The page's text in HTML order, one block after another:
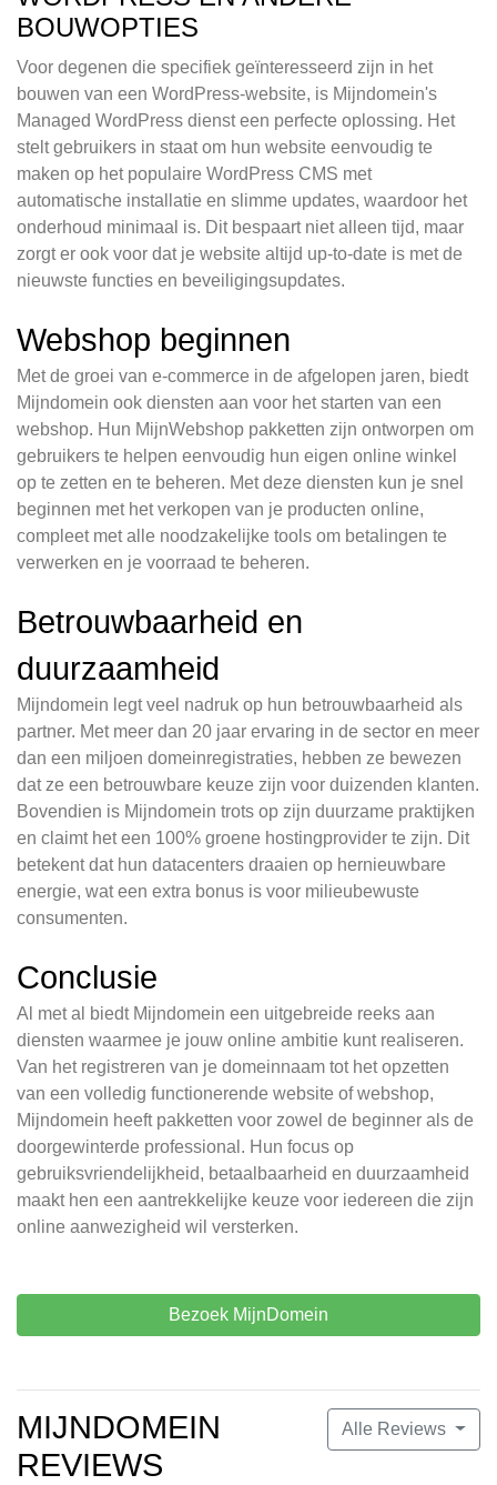
BOUWOPTIES
Voor degenen die specifiek geïnteresseerd zijn in het
bouwen van een WordPress-website, is Mijndomein's
Managed WordPress dienst een perfecte oplossing. Het
stelt gebruikers in staat om hun website eenvoudig te
maken op het populaire WordPress CMS met
automatische installatie en slimme updates, waardoor het
onderhoud minimaal is. Dit bespaart niet alleen tijd, maar
zorgt er ook voor dat je website altijd up-to-date is met de
nieuwste functies en beveiligingsupdates.
Webshop beginnen
Met de groei van e-commerce in de afgelopen jaren, biedt
Mijndomein ook diensten aan voor het starten van een
webshop. Hun MijnWebshop pakketten zijn ontworpen om
gebruikers te helpen eenvoudig hun eigen online winkel
op te zetten en te beheren. Met deze diensten kun je snel
beginnen met het verkopen van je producten online,
compleet met alle noodzakelijke tools om betalingen te
verwerken en je voorraad te beheren.
Betrouwbaarheid en
duurzaamheid
Mijndomein legt veel nadruk op hun betrouwbaarheid als
partner. Met meer dan 20 jaar ervaring in de sector en meer
dan een miljoen domeinregistraties, hebben ze bewezen
dat ze een betrouwbare keuze zijn voor duizenden klanten.
Bovendien is Mijndomein trots op zijn duurzame praktijken
en claimt het een 100% groene hostingprovider te zijn. Dit
betekent dat hun datacenters draaien op hernieuwbare
energie, wat een extra bonus is voor milieubewuste
consumenten.
Conclusie
Al met al biedt Mijndomein een uitgebreide reeks aan
diensten waarmee je jouw online ambitie kunt realiseren.
Van het registreren van je domeinnaam tot het opzetten
van een volledig functionerende website of webshop,
Mijndomein heeft pakketten voor zowel de beginner als de
doorgewinterde professional. Hun focus op
gebruiksvriendelijkheid, betaalbaarheid en duurzaamheid
maakt hen een aantrekkelijke keuze voor iedereen die zijn
online aanwezigheid wil versterken.
Bezoek MijnDomein
Alle Reviews
MIJNDOMEIN
REVIEWS